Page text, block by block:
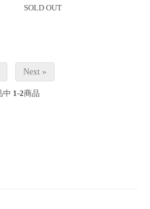
SOLD OUT
Next »
中 1-2商品